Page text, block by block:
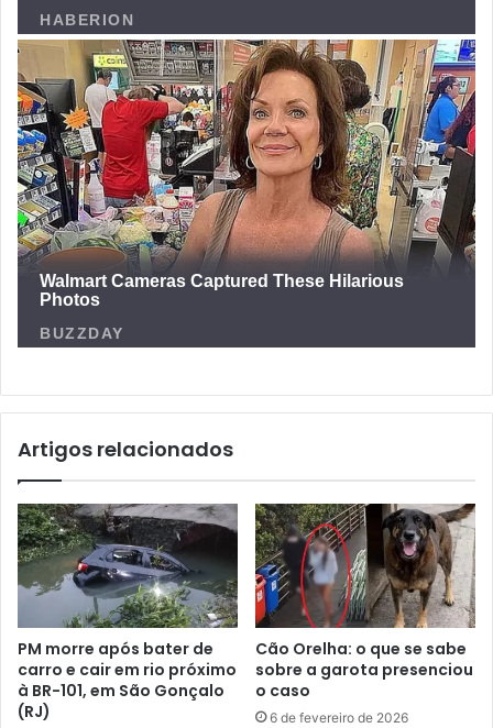
Artigos relacionados
PM morre após bater de
carro e cair em rio próximo
à BR-101, em São Gonçalo
(RJ)
Cão Orelha: o que se sabe
sobre a garota presenciou
o caso
6 de fevereiro de 2026